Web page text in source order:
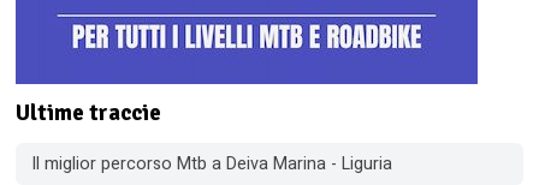
Ultime traccie
Il miglior percorso Mtb a Deiva Marina - Liguria